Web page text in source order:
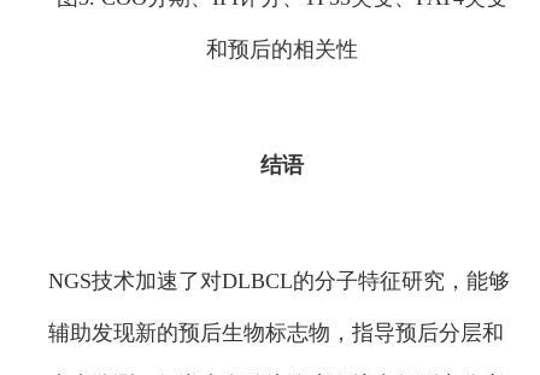
和预后的相关性
结语
NGS技术加速了对DLBCL的分子特征研究，能够
辅助发现新的预后生物标志物，指导预后分层和